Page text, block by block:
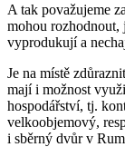
A tak považujeme
mohou rozhodnout,
vyprodukují a
Je na místě
mají i možnost
hospodářství, tj.
velkoobjemový,
i sběrný dvůr v